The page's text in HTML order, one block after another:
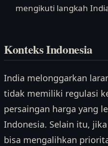
mengikuti langkah
Konteks Indonesia
India melonggarkan
tidak memiliki regulasi
persaingan harga yang
Indonesia. Selain itu,
bisa mengalihkan